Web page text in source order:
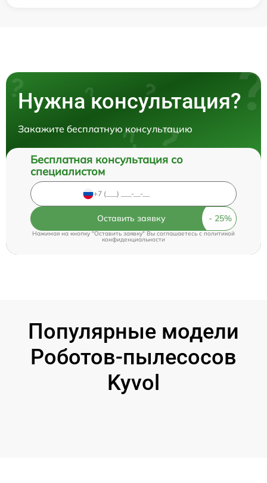
Нужна консультация?
Закажите бесплатную консультацию
Бесплатная консультация со
специалистом
Оставить заявку
Нажимая на кнопку "Оставить заявку" Вы соглашаетесь cполитикой
конфиденциальности
Популярные модели
Роботов-пылесосов
Kyvol